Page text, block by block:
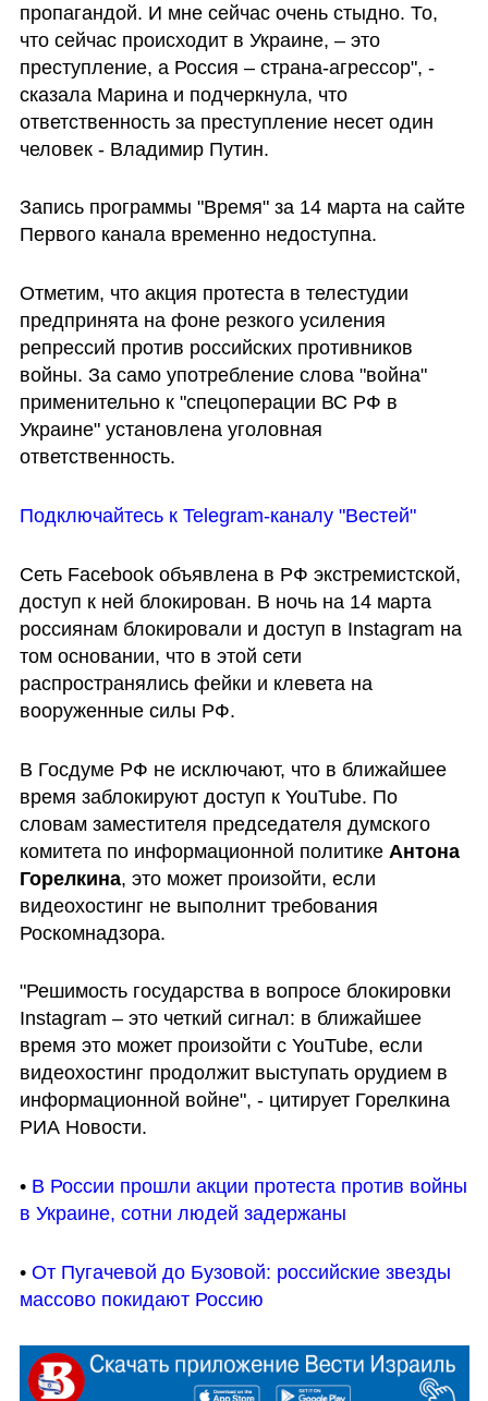
пропагандой. И мне сейчас очень стыдно. То,
что сейчас происходит в Украине, – это
преступление, а Россия – страна-агрессор", -
сказала Марина и подчеркнула, что
ответственность за преступление несет один
человек - Владимир Путин.
Запись программы "Время" за 14 марта на сайте
Первого канала временно недоступна.
Отметим, что акция протеста в телестудии
предпринята на фоне резкого усиления
репрессий против российских противников
войны. За само употребление слова "война"
применительно к "спецоперации ВС РФ в
Украине" установлена уголовная
ответственность.
Подключайтесь к Telegram-каналу "Вестей"
Сеть Facebook объявлена в РФ экстремистской,
доступ к ней блокирован. В ночь на 14 марта
россиянам блокировали и доступ в Instagram на
том основании, что в этой сети
распространялись фейки и клевета на
вооруженные силы РФ.
В Госдуме РФ не исключают, что в ближайшее
время заблокируют доступ к YouTube. По
словам заместителя председателя думского
комитета по информационной политике Антона
Горелкина, это может произойти, если
видеохостинг не выполнит требования
Роскомнадзора.
"Решимость государства в вопросе блокировки
Instagram – это четкий сигнал: в ближайшее
время это может произойти с YouTube, если
видеохостинг продолжит выступать орудием в
информационной войне", - цитирует Горелкина
РИА Новости.
• В России прошли акции протеста против войны
в Украине, сотни людей задержаны
• От Пугачевой до Бузовой: российские звезды
массово покидают Россию